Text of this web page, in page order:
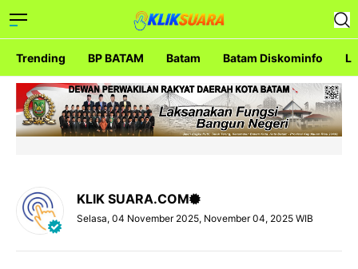
Trending BP BATAM Batam Batam Diskominfo
KLIK SUARA.COM
Selasa, 04 November 2025, November 04, 2025 WIB